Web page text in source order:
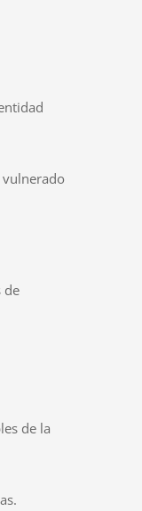
vulnerado
de
de la